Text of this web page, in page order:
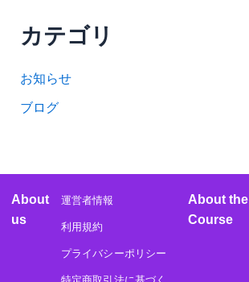
カテゴリ
お知らせ
ブログ
About
us
運営者情報
利用規約
プライバシーポリシー
About the
Course